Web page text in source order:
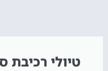
טיולי רכיבת